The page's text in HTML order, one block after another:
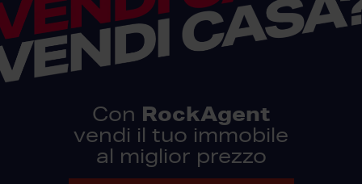
Con RockAgent
vendi il tuo immobile
al miglior prezzo